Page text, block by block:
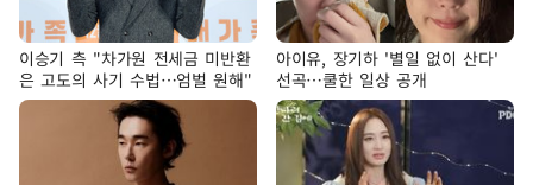
이승기 측 "차가원 전세금 미반환
은 고도의 사기 수법…엄벌 원해"
아이유, 장기하 '별일 없이 산다'
선곡…쿨한 일상 공개